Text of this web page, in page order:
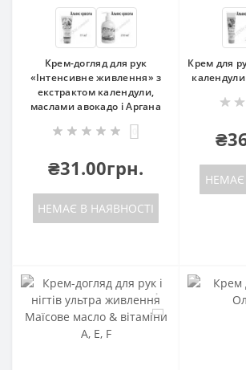
Крем-догляд для рук
«Інтенсивне живлення» з
екстрактом календули,
маслами авокадо і Аргана
₴31.00грн.
НЕМАЄ В НАЯВНОСТІ
Крем для
НЕМАЄ